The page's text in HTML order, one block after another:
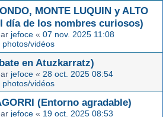
MONTE LUQUIN y ALTO
día de los nombres curiosos)
jefoce « 07 nov. 2025 11:08
photos/vidéos
en Atuzkarratz)
jefoce « 28 oct. 2025 08:54
photos/vidéos
(Entorno agradable)
jefoce « 19 oct. 2025 08:53